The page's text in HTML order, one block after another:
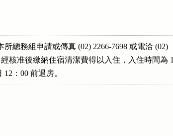
所總務組申請或傳真 (02) 2266-7698 或電洽 (02)
經核准後繳納住宿清潔費得以入住，入住時間為 1
12：00 前退房。